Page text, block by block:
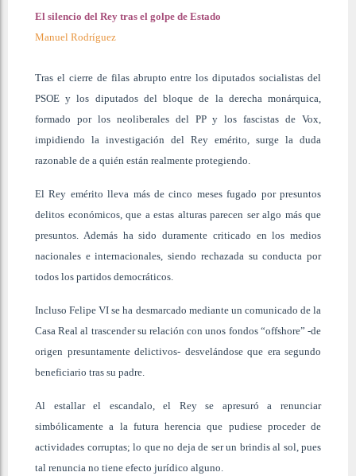
El silencio del Rey tras el golpe de Estado
Manuel Rodríguez
Tras el cierre de filas abrupto entre los diputados socialistas del
PSOE y los diputados del bloque de la derecha monárquica,
formado por los neoliberales del PP y los fascistas de Vox,
impidiendo la investigación del Rey emérito, surge la duda
razonable de a quién están realmente protegiendo.
El Rey emérito lleva más de cinco meses fugado por presuntos
delitos económicos, que a estas alturas parecen ser algo más que
presuntos. Además ha sido duramente criticado en los medios
nacionales e internacionales, siendo rechazada su conducta por
todos los partidos democráticos.
Incluso Felipe VI se ha desmarcado mediante un comunicado de la
Casa Real al trascender su relación con unos fondos “offshore” -de
origen presuntamente delictivos- desvelándose que era segundo
beneficiario tras su padre.
Al estallar el escandalo, el Rey se apresuró a renunciar
simbólicamente a la futura herencia que pudiese proceder de
actividades corruptas; lo que no deja de ser un brindis al sol, pues
tal renuncia no tiene efecto jurídico alguno.